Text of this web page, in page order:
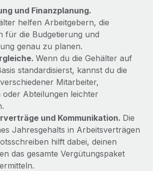
und Finanzplanung.
helfen Arbeitgebern, die
für die Budgetierung und
genau zu planen.
Wenn du die Gehälter auf
standardisierst, kannst du die
Mitarbeiter,
oder Abteilungen leichter
und Kommunikation. Die
Jahresgehalts in Arbeitsverträgen
hilft dabei, deinen
das gesamte Vergütungspaket